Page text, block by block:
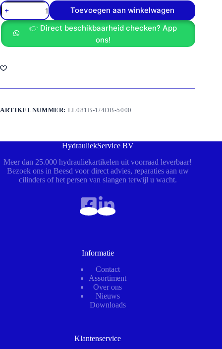
Luchtslang
PA
krul
8mm
blauw
5
1/4
Bsp
aantal
Toevoegen aan winkelwagen
👉 Direct beschikbaarheid checken? App
ons!
ARTIKELNUMMER: LL081B-1/4DB-5000
HydrauliekService BV
Meer dan 25.000 hydrauliekartikelen uit voorraad leverbaar!
Bezoek ons in Beesd voor direct advies, reparaties aan uw
cilinders of het persen van slangen terwijl u wacht.
Informatie
Contact
Assortiment
Over ons
Nieuws
Downloads
Klantenservice